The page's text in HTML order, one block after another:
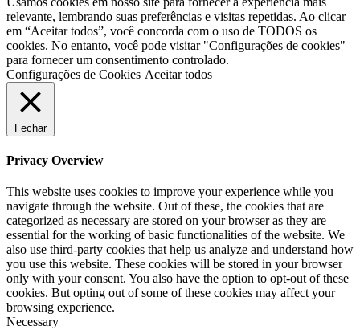
relevante, lembrando suas preferências e visitas repetidas. Ao clicar
em “Aceitar todos”, você concorda com o uso de TODOS os
cookies. No entanto, você pode visitar "Configurações de cookies"
para fornecer um consentimento controlado.
Configurações de Cookies Aceitar todos
Fechar
Privacy Overview
This website uses cookies to improve your experience while you
navigate through the website. Out of these, the cookies that are
categorized as necessary are stored on your browser as they are
essential for the working of basic functionalities of the website. We
also use third-party cookies that help us analyze and understand how
you use this website. These cookies will be stored in your browser
only with your consent. You also have the option to opt-out of these
cookies. But opting out of some of these cookies may affect your
browsing experience.
Necessary